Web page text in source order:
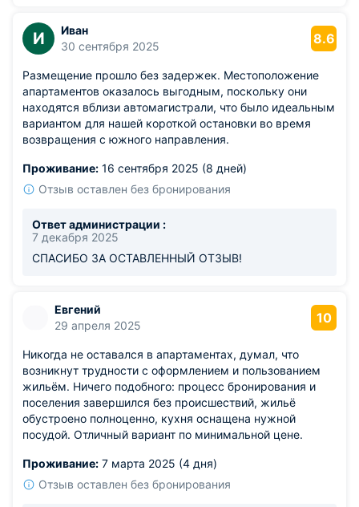
И
Иван
30 сентября 2025
8.6
Размещение прошло без задержек. Местоположение
апартаментов оказалось выгодным, поскольку они
находятся вблизи автомагистрали, что было идеальным
вариантом для нашей короткой остановки во время
возвращения с южного направления.
Проживание: 16 сентября 2025 (8 дней)
Отзыв оставлен без бронирования
Ответ администрации :
7 декабря 2025
СПАСИБО ЗА ОСТАВЛЕННЫЙ ОТЗЫВ!
Евгений
29 апреля 2025
10
Никогда не оставался в апартаментах, думал, что
возникнут трудности с оформлением и пользованием
жильём. Ничего подобного: процесс бронирования и
поселения завершился без происшествий, жильё
обустроено полноценно, кухня оснащена нужной
посудой. Отличный вариант по минимальной цене.
Проживание: 7 марта 2025 (4 дня)
Отзыв оставлен без бронирования